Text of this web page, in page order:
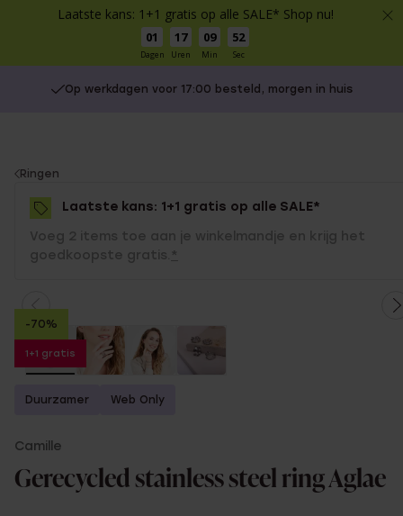
Laatste kans: 1+1 gratis op alle SALE* Shop nu!
01
Dagen
17
Uren
09
Min
52
Sec
Op werkdagen voor 17:00 besteld, morgen in huis
You
are
here:
Ringen
Laatste kans: 1+1 gratis op alle SALE*
Voeg 2 items toe aan je winkelmandje en krijg het
goedkoopste gratis. *
-70%
1+1 gratis
Duurzamer Web Only
Camille
Gerecycled stainless steel ring Aglae